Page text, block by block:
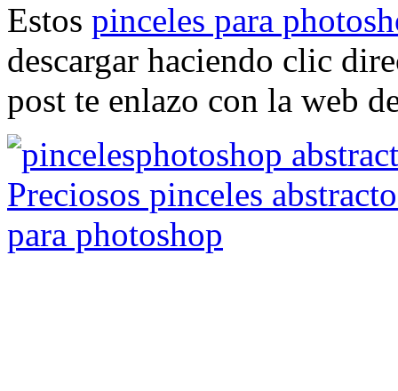
Estos pinceles para
descargar haciendo clic
post te enlazo con la web